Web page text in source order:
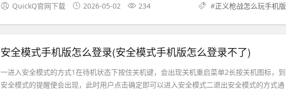
QuickQ官网下载 2026-05-02 234 #正义枪战怎么玩手机版
安全模式手机版怎么登录(安全模式手机版怎么登录不了)
一进入安全模式的方式1在待机状态下按住关机键，会出现关机重启菜单2长按关机图标，到
安全模式的提醒便会出现，此时用户点击确定即可以进入安全模式二退出安全模式的方式通